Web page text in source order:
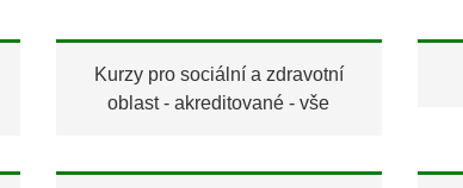
Kurzy pro sociální a zdravotní
oblast - akreditované - vše